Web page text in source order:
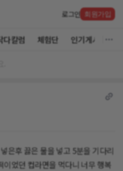
로그인 회원가입
다칼럼 체험단 인기게시글
은후 끓은 물을 넣고 5분을 기다리
이었던 컵라면을 먹다니 너무 행복